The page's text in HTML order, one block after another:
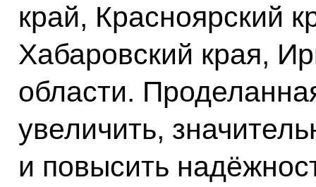
край, Красноярский
Хабаровский края,
области.
увеличить,
и повысить